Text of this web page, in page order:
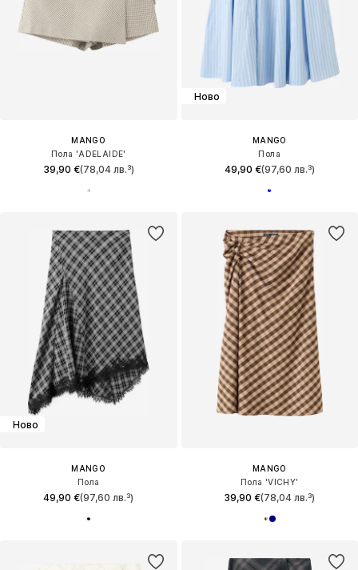
MANGO
Пола 'ADELAIDE'
39,90 €(78,04 лв.³)
Ново
MANGO
Пола
49,90 €(97,60 лв.³)
Ново
MANGO
Пола
49,90 €(97,60 лв.³)
MANGO
Пола 'VICHY'
39,90 €(78,04 лв.³)